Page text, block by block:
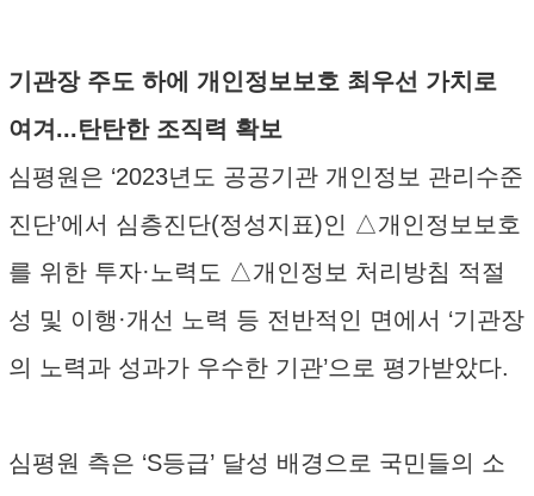
기관장 주도 하에 개인정보보호 최우선 가치로
여겨...탄탄한 조직력 확보
심평원은 ‘2023년도 공공기관 개인정보 관리수준
진단’에서 심층진단(정성지표)인 △개인정보보호
를 위한 투자·노력도 △개인정보 처리방침 적절
성 및 이행·개선 노력 등 전반적인 면에서 ‘기관장
의 노력과 성과가 우수한 기관’으로 평가받았다.
심평원 측은 ‘S등급’ 달성 배경으로 국민들의 소